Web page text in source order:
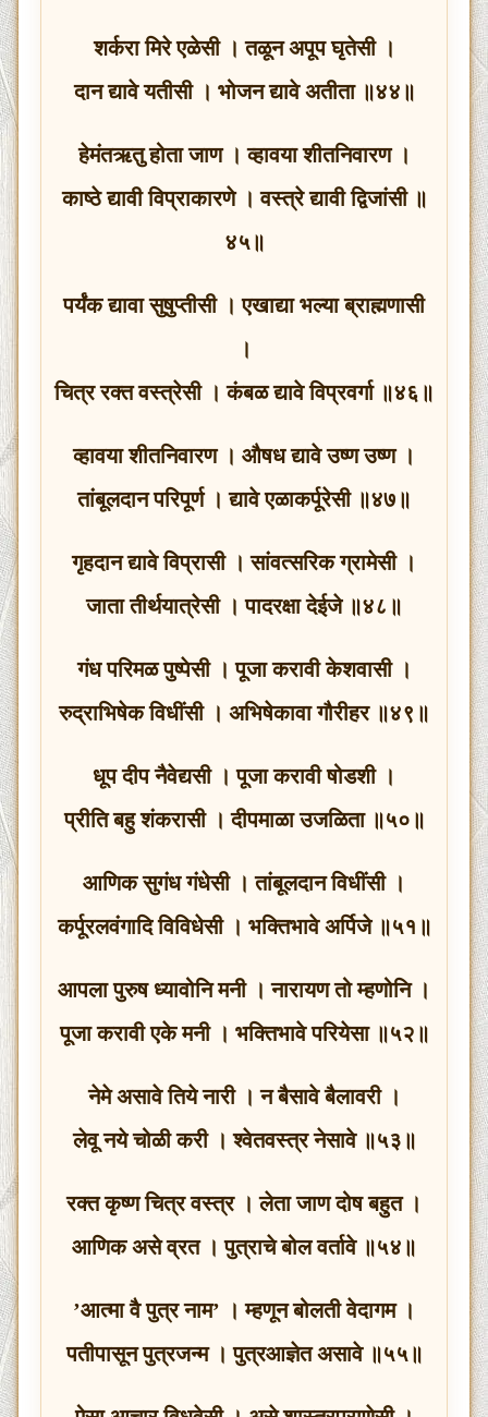
शर्करा मिरे एळेसी । तळून अपूप घृतेसी ।
दान द्यावे यतीसी । भोजन द्यावे अतीता ॥४४॥
हेमंतऋतु होता जाण । व्हावया शीतनिवारण ।
काष्ठे द्यावी विप्राकारणे । वस्त्रे द्यावी द्विजांसी ॥
४५॥
पर्यंक द्यावा सुषुप्तीसी । एखाद्या भल्या ब्राह्मणासी
।
चित्र रक्त वस्त्रेसी । कंबळ द्यावे विप्रवर्गा ॥४६॥
व्हावया शीतनिवारण । औषध द्यावे उष्ण उष्ण ।
तांबूलदान परिपूर्ण । द्यावे एळाकर्पूरेसी ॥४७॥
गृहदान द्यावे विप्रासी । सांवत्सरिक ग्रामेसी ।
जाता तीर्थयात्रेसी । पादरक्षा देईजे ॥४८॥
गंध परिमळ पुष्पेसी । पूजा करावी केशवासी ।
रुद्राभिषेक विधींसी । अभिषेकावा गौरीहर ॥४९॥
धूप दीप नैवेद्यसी । पूजा करावी षोडशी ।
प्रीति बहु शंकरासी । दीपमाळा उजळिता ॥५०॥
आणिक सुगंध गंधेसी । तांबूलदान विधींसी ।
कर्पूरलवंगादि विविधेसी । भक्तिभावे अर्पिजे ॥५१॥
आपला पुरुष ध्यावोनि मनी । नारायण तो म्हणोनि ।
पूजा करावी एके मनी । भक्तिभावे परियेसा ॥५२॥
नेमे असावे तिये नारी । न बैसावे बैलावरी ।
लेवू नये चोळी करी । श्वेतवस्त्र नेसावे ॥५३॥
रक्त कृष्ण चित्र वस्त्र । लेता जाण दोष बहुत ।
आणिक असे व्रत । पुत्राचे बोल वर्तावे ॥५४॥
’आत्मा वै पुत्र नाम’ । म्हणून बोलती वेदागम ।
पतीपासून पुत्रजन्म । पुत्रआज्ञेत असावे ॥५५॥